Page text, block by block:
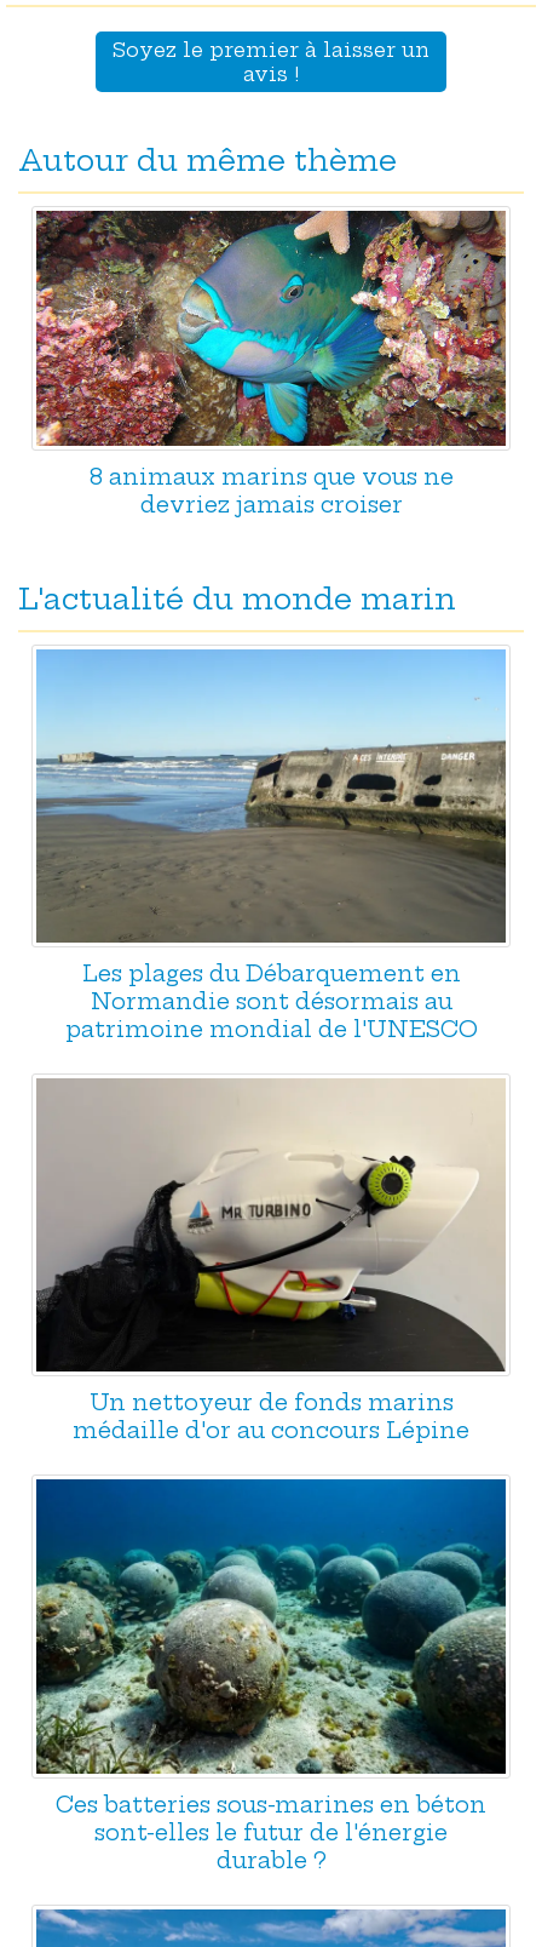
Soyez le premier à laisser un
avis !
Autour du même thème
8 animaux marins que vous ne
devriez jamais croiser
L'actualité du monde marin
Les plages du Débarquement en
Normandie sont désormais au
patrimoine mondial de l'UNESCO
Un nettoyeur de fonds marins
médaille d'or au concours Lépine
Ces batteries sous-marines en béton
sont-elles le futur de l'énergie
durable ?